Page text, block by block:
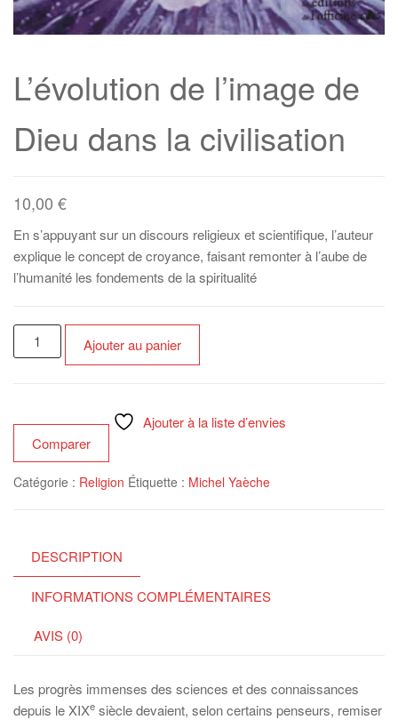
L’évolution de l’image de
Dieu dans la civilisation
10,00 €
En s’appuyant sur un discours religieux et scientifique, l’auteur
explique le concept de croyance, faisant remonter à l’aube de
l’humanité les fondements de la spiritualité
quantité
de
l'image
Dieu
dans
Ajouter au panier
Ajouter à la liste d’envies
Comparer
Catégorie : Religion Étiquette : Michel Yaèche
DESCRIPTION
INFORMATIONS COMPLÉMENTAIRES
AVIS (0)
Les progrès immenses des sciences et des connaissances
depuis le XIXe siècle devaient, selon certains penseurs, remiser